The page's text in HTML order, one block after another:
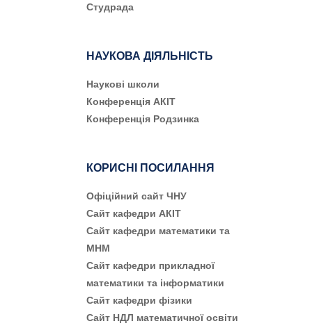
Студрада
НАУКОВА ДІЯЛЬНІСТЬ
Наукові школи
Конференція АКІТ
Конференція Родзинка
КОРИСНІ ПОСИЛАННЯ
Офіційний сайт ЧНУ
Сайт кафедри АКІТ
Сайт кафедри математики та
МНМ
Сайт кафедри прикладної
математики та інформатики
Сайт кафедри фізики
Сайт НДЛ математичної освіти